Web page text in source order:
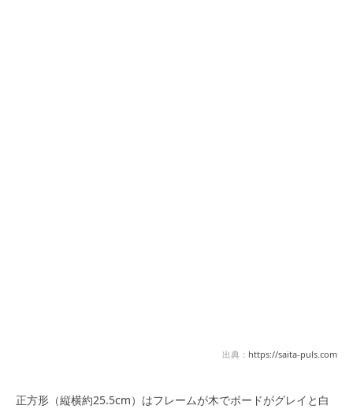
出典： https://saita-puls.com
正方形（縦横約25.5cm）はフレームが木でボードがグレイと白